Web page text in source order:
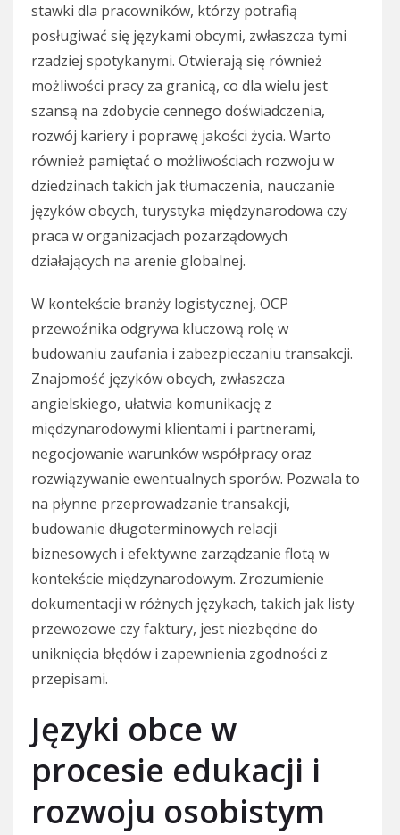
stawki dla pracowników, którzy potrafią
posługiwać się językami obcymi, zwłaszcza tymi
rzadziej spotykanymi. Otwierają się również
możliwości pracy za granicą, co dla wielu jest
szansą na zdobycie cennego doświadczenia,
rozwój kariery i poprawę jakości życia. Warto
również pamiętać o możliwościach rozwoju w
dziedzinach takich jak tłumaczenia, nauczanie
języków obcych, turystyka międzynarodowa czy
praca w organizacjach pozarządowych
działających na arenie globalnej.
W kontekście branży logistycznej, OCP
przewoźnika odgrywa kluczową rolę w
budowaniu zaufania i zabezpieczaniu transakcji.
Znajomość języków obcych, zwłaszcza
angielskiego, ułatwia komunikację z
międzynarodowymi klientami i partnerami,
negocjowanie warunków współpracy oraz
rozwiązywanie ewentualnych sporów. Pozwala to
na płynne przeprowadzanie transakcji,
budowanie długoterminowych relacji
biznesowych i efektywne zarządzanie flotą w
kontekście międzynarodowym. Zrozumienie
dokumentacji w różnych językach, takich jak listy
przewozowe czy faktury, jest niezbędne do
uniknięcia błędów i zapewnienia zgodności z
przepisami.
Języki obce w
procesie edukacji i
rozwoju osobistym